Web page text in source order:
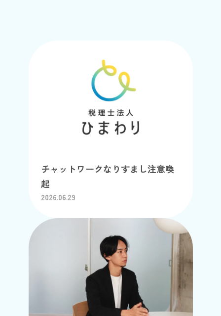
チャットワークなりすまし注意喚
起
2026.06.29